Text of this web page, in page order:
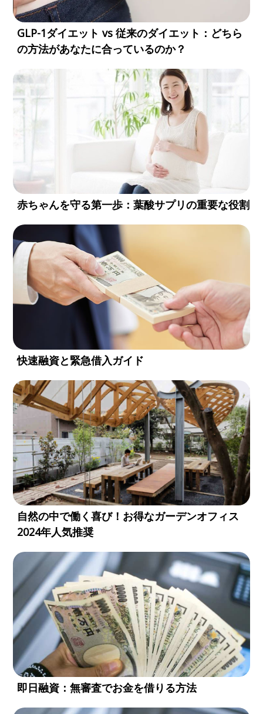
GLP-1ダイエット vs 従来のダイエット：どちら
の方法があなたに合っているのか？
赤ちゃんを守る第一歩：葉酸サプリの重要な役割
快速融資と緊急借入ガイド
自然の中で働く喜び！お得なガーデンオフィス
2024年人気推奨
即日融資：無審査でお金を借りる方法